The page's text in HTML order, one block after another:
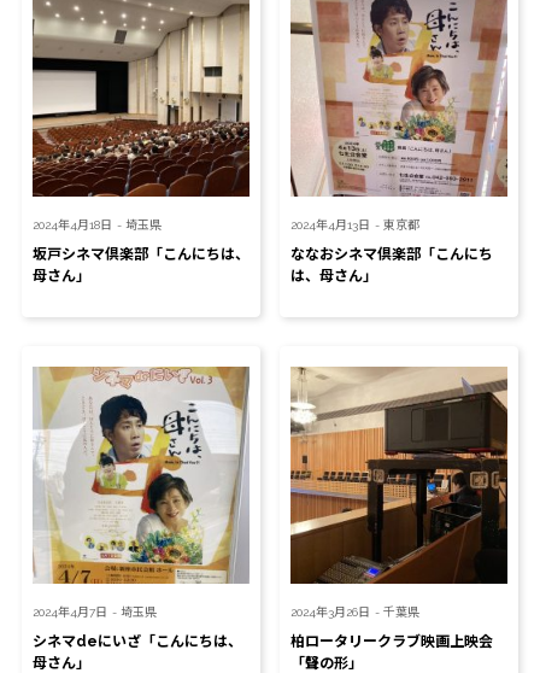
2024年4月18日 - 埼玉県
坂戸シネマ倶楽部「こんにちは、
母さん」
2024年4月13日 - 東京都
ななおシネマ倶楽部「こんにち
は、母さん」
2024年4月7日 - 埼玉県
シネマdeにいざ「こんにちは、
母さん」
2024年3月26日 - 千葉県
柏ロータリークラブ映画上映会
「聲の形」